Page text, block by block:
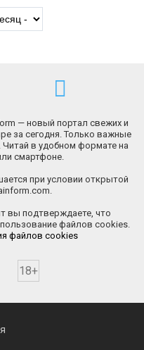
— новый портал свежих и
за сегодня. Только важные
в удобном формате на
смартфоне.
при условии открытой
вы подтверждаете, что
файлов cookies.
файлов cookies
18+